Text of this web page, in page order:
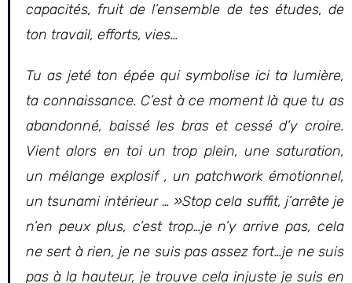
capacités, fruit de l’ensemble de tes études, de
ton travail, efforts, vies…
Tu as jeté ton épée qui symbolise ici ta lumière,
ta connaissance. C’est à ce moment là que tu as
abandonné, baissé les bras et cessé d’y croire.
Vient alors en toi un trop plein, une saturation,
un mélange explosif , un patchwork émotionnel,
un tsunami intérieur … »Stop cela suffit, j’arrête je
n’en peux plus, c’est trop…je n’y arrive pas, cela
ne sert à rien, je ne suis pas assez fort…je ne suis
pas à la hauteur, je trouve cela injuste je suis en